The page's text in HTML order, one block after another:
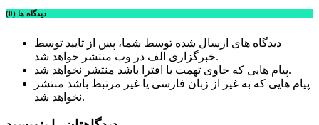
دیدگاه ها (0)
دیدگاه های ارسال شده توسط شما، پس از تایید توسط
خبرگزاری الف در وب منتشر خواهد شد.
پیام هایی که حاوی تهمت یا افترا باشد منتشر نخواهد شد.
پیام هایی که به غیر از زبان فارسی یا غیر مرتبط باشد منتشر
نخواهد شد.